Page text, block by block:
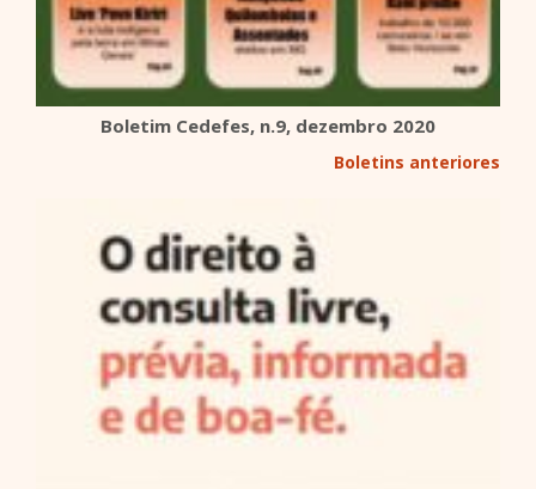
Boletim Cedefes, n.9, dezembro 2020
Boletins anteriores